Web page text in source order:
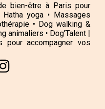
bien-être à Paris pour
yoga • Massages
• Dog walking &
• Dog’Talent |
pour accompagner vos